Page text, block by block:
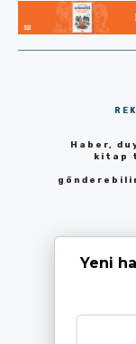
Haber,
kitap
Yeni